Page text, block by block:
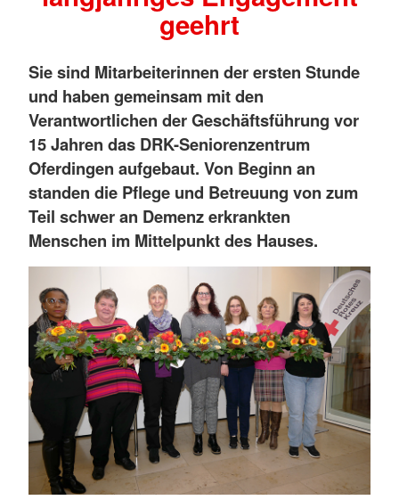
geehrt
Sie sind Mitarbeiterinnen der ersten Stunde
und haben gemeinsam mit den
Verantwortlichen der Geschäftsführung vor
15 Jahren das DRK-Seniorenzentrum
Oferdingen aufgebaut. Von Beginn an
standen die Pflege und Betreuung von zum
Teil schwer an Demenz erkrankten
Menschen im Mittelpunkt des Hauses.